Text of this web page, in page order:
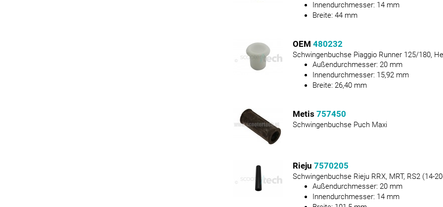
Innendurchmesser: 14 mm
Breite: 44 mm
OEM 480232
Schwingenbuchse Piaggio Runner 125/180,
Außendurchmesser: 20 mm
Innendurchmesser: 15,92 mm
Breite: 26,40 mm
Metis 757450
Schwingenbuchse Puch Maxi
Rieju 7570205
Schwingenbuchse Rieju RRX, MRT, RS2 (14-
Außendurchmesser: 20 mm
Innendurchmesser: 14 mm